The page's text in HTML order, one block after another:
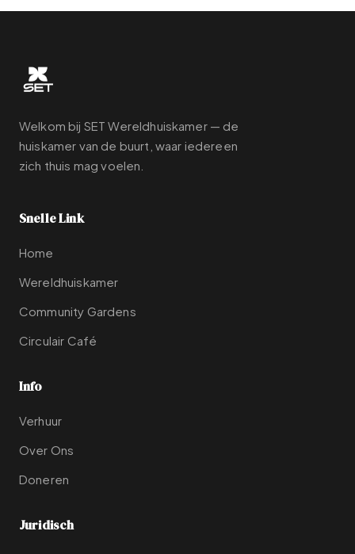
Welkom bij SET Wereldhuiskamer — de
huiskamer van de buurt, waar iedereen
zich thuis mag voelen.
Snelle Link
Home
Wereldhuiskamer
Community Gardens
Circulair Café
Info
Verhuur
Over Ons
Doneren
Juridisch